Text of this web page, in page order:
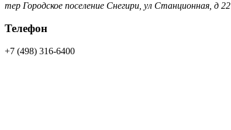
тер Городское поселение Снегири, ул Станционная, д 22
Телефон
+7 (498) 316-6400